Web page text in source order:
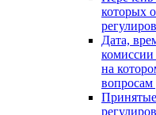
которых
Дата,
комиссии
на
вопросам